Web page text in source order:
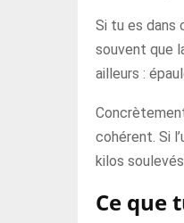
Si tu es dans
souvent que
ailleurs :
cohérent. Si
kilos
Ce que